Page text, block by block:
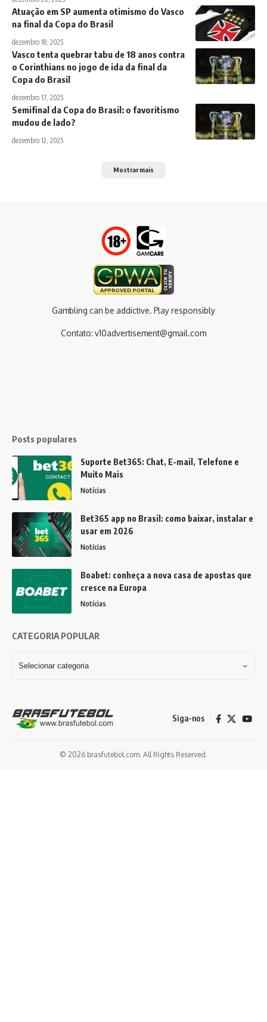
Atuação em SP aumenta otimismo do Vasco
na final da Copa do Brasil
dezembro 18, 2025
Vasco tenta quebrar tabu de 18 anos contra
o Corinthians no jogo de ida da final da
Copa do Brasil
dezembro 17, 2025
Semifinal da Copa do Brasil: o favoritismo
mudou de lado?
dezembro 12, 2025
Mostrar mais
Gambling can be addictive. Play responsibly
Contato: v10advertisement@gmail.com
Posts populares
Suporte Bet365: Chat, E-mail, Telefone e
Muito Mais
Notícias
Bet365 app no Brasil: como baixar, instalar e
usar em 2026
Notícias
Boabet: conheça a nova casa de apostas que
cresce na Europa
Notícias
CATEGORIA POPULAR
Siga-nos
© 2026 brasfutebol.com. All Rights Reserved.